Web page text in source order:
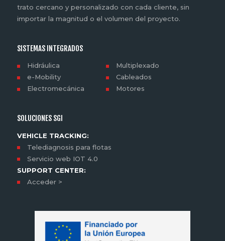
trato cercano y personalizado con cada cliente, sin
importar la magnitud o el volumen del proyecto.
SISTEMAS INTEGRADOS
Hidráulica
Multiplexado
e-Mobility
Cableados
Electromecánica
Motores
SOLUCIONES SGI
VEHICLE TRACKING:
Telediagnosis para flotas
Servicio web IOT 4.0
SUPPORT CENTER:
Acceder >